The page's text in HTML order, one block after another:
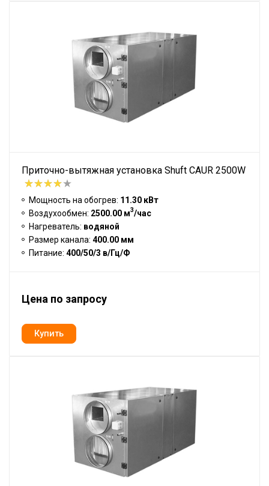
Приточно-вытяжная установка Shuft CAUR 2500W
Мощность на обогрев: 11.30 кВт
Воздухообмен: 2500.00 м3/час
Нагреватель: водяной
Размер канала: 400.00 мм
Питание: 400/50/3 в/Гц/Ф
Цена по запросу